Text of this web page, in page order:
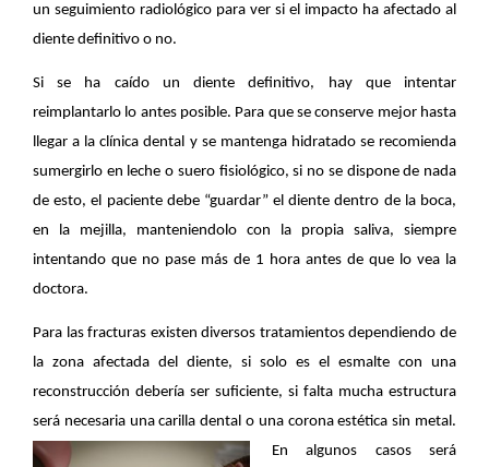
un seguimiento radiológico para ver si el impacto ha afectado al
diente definitivo o no.
Si se ha caído un diente definitivo, hay que intentar
reimplantarlo lo antes posible. Para que se conserve mejor hasta
llegar a la clínica dental y se mantenga hidratado se recomienda
sumergirlo en leche o suero fisiológico, si no se dispone de nada
de esto, el paciente debe “guardar” el diente dentro de la boca,
en la mejilla, manteniendolo con la propia saliva, siempre
intentando que no pase más de 1 hora antes de que lo vea la
doctora.
Para las fracturas existen diversos tratamientos dependiendo de
la zona afectada del diente, si solo es el esmalte con una
reconstrucción debería ser suficiente, si falta mucha estructura
será necesaria una carilla dental o una corona estética sin metal.
En algunos casos será